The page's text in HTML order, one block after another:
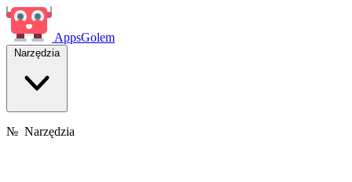
AppsGolem
Narzędzia
№ Narzędzia